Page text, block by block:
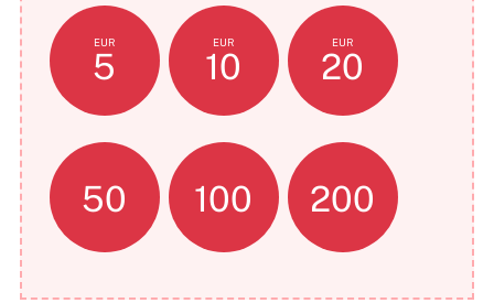
EUR
5
EUR
10
EUR
20
50 100 200